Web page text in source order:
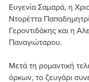
Ευγενία Σαμαρά, η
Ντορέττα
Γεροντιδάκης και η
Παναγιώταρου.
Μετά τη ρομαντική
όρκων, το ζευγάρι